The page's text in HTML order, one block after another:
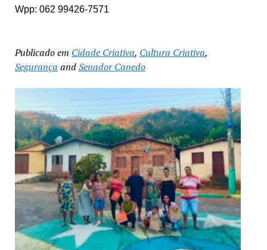
Wpp: 062 99426-7571
Publicado em Cidade Criativa, Cultura Criativa,
Segurança andSenador Canedo